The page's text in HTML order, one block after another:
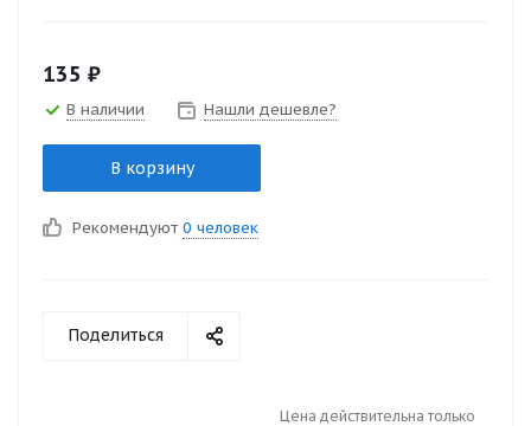
135 ₽
В наличии Нашли дешевле?
В корзину
Рекомендуют 0 человек
Поделиться
Цена действительна только